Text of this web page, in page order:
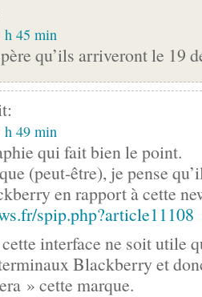
h 45 min
qu’ils arriveront le 19
h 49 min
qui fait bien le point.
(peut-être), je pense
en rapport à cette
spip.php?article11108
interface ne soit utile
Blackberry et
» cette marque.